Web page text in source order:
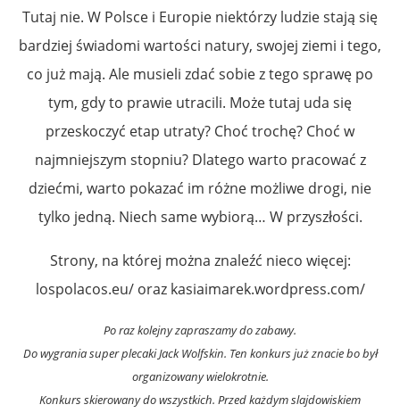
Tutaj nie. W Polsce i Europie niektórzy ludzie stają się
bardziej świadomi wartości natury, swojej ziemi i tego,
co już mają. Ale musieli zdać sobie z tego sprawę po
tym, gdy to prawie utracili. Może tutaj uda się
przeskoczyć etap utraty? Choć trochę? Choć w
najmniejszym stopniu? Dlatego warto pracować z
dziećmi, warto pokazać im różne możliwe drogi, nie
tylko jedną. Niech same wybiorą… W przyszłości.
Strony, na której można znaleźć nieco więcej:
lospolacos.eu/ oraz kasiaimarek.wordpress.com/
Po raz kolejny zapraszamy do zabawy.
Do wygrania super plecaki Jack Wolfskin. Ten konkurs już znacie bo był
organizowany wielokrotnie.
Konkurs skierowany do wszystkich. Przed każdym slajdowiskiem